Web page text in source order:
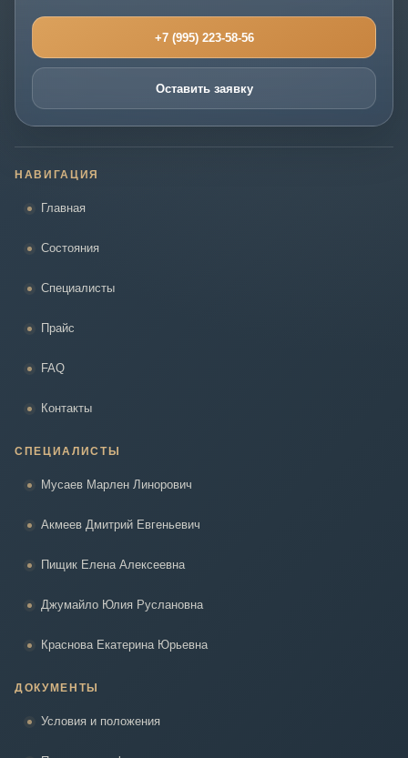
+7 (995) 223-58-56
Оставить заявку
НАВИГАЦИЯ
Главная
Состояния
Специалисты
Прайс
FAQ
Контакты
СПЕЦИАЛИСТЫ
Мусаев Марлен Линорович
Акмеев Дмитрий Евгеньевич
Пищик Елена Алексеевна
Джумайло Юлия Руслановна
Краснова Екатерина Юрьевна
ДОКУМЕНТЫ
Условия и положения